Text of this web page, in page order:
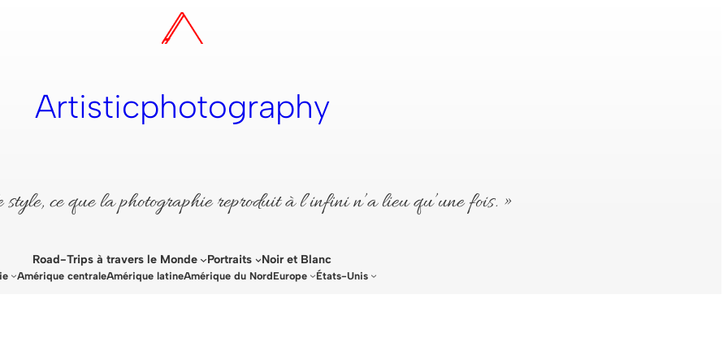
Artisticphotography
ce que la photographie reproduit à l’infini n’a lieu qu’une fois. »
Road-Trips à travers le Monde Portraits Noir et Blanc
Amérique centraleAmérique latineAmérique du NordEurope États-Unis